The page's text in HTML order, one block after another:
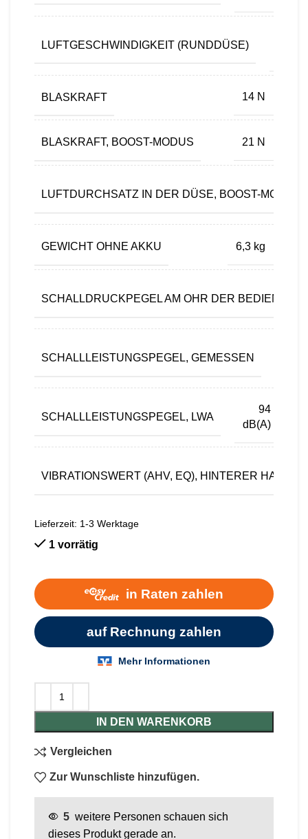
LUFTGESCHWINDIGKEIT (RUNDDÜSE)
BLASKRAFT 14 N
BLASKRAFT, BOOST-MODUS 21 N
LUFTDURCHSATZ IN DER DÜSE, BOOST-MODUS
GEWICHT OHNE AKKU 6,3 kg
SCHALLDRUCKPEGEL AM OHR DER
SCHALLLEISTUNGSPEGEL, GEMESSEN
SCHALLLEISTUNGSPEGEL, LWA
94
dB(A)
VIBRATIONSWERT (AHV, EQ), HINTERER
Lieferzeit: 1-3 Werktage
1 vorrätig
IN DEN WARENKORB
Vergleichen
Zur Wunschliste hinzufügen.
5 weitere Personen schauen sich
dieses Produkt gerade an.